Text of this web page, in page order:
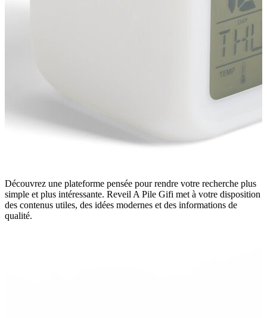
Découvrez une plateforme pensée pour rendre votre recherche plus
simple et plus intéressante. Reveil A Pile Gifi met à votre disposition
des contenus utiles, des idées modernes et des informations de
qualité.